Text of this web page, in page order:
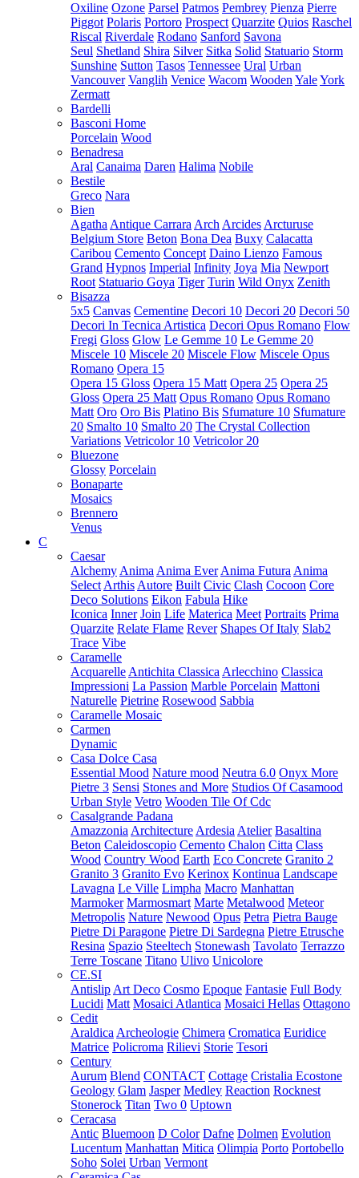
Oxiline Ozone Parsel Patmos Pembrey Pienza Pierre
Piggot Polaris Portoro Prospect Quarzite Quios Raschel
Riscal Riverdale Rodano Sanford Savona
Seul Shetland Shira Silver Sitka Solid Statuario Storm
Sunshine Sutton Tasos Tennessee Ural Urban
Vancouver Vanglih Venice Wacom Wooden YaleYork
Zermatt
Bardelli
Basconi Home
Porcelain Wood
Benadresa
Aral Canaima Daren Halima Nobile
Bestile
Greco Nara
Bien
Agatha Antique Carrara Arch Arcides Arcturuse
Belgium Store Beton Bona Dea Buxy Calacatta
Caribou Cemento Concept Daino Lienzo Famous
Grand Hypnos Imperial Infinity Joya Mia Newport
Root Statuario Goya Tiger Turin Wild Onyx Zenith
Bisazza
5x5 Canvas Cementine Decori 10 Decori 20 Decori 50
Decori In Tecnica Artistica Decori Opus Romano Flow
Fregi Gloss Glow Le Gemme 10 Le Gemme 20
Miscele 10 Miscele 20 Miscele Flow Miscele Opus
Romano Opera 15
Opera 15 Gloss Opera 15 Matt Opera 25 Opera 25
Gloss Opera 25 Matt Opus Romano Opus Romano
Matt Oro Oro Bis Platino Bis Sfumature 10 Sfumature
20 Smalto 10 Smalto 20 The Crystal Collection
Variations Vetricolor 10 Vetricolor 20
Bluezone
Glossy Porcelain
Bonaparte
Mosaics
Brennero
Venus
C
Caesar
Alchemy Anima Anima Ever Anima Futura Anima
Select Arthis Autore Built Civic Clash Cocoon Core
Deco Solutions Eikon Fabula Hike
Iconica Inner Join Life Materica Meet Portraits Prima
Quarzite Relate Flame Rever Shapes Of Italy Slab2
Trace Vibe
Caramelle
Acquarelle Antichita Classica Arlecchino Classica
Impressioni La Passion Marble Porcelain Mattoni
Naturelle Pietrine Rosewood Sabbia
Caramelle Mosaic
Carmen
Dynamic
Casa Dolce Casa
Essential Mood Nature mood Neutra 6.0 Onyx More
Pietre 3 Sensi Stones and More Studios Of Casamood
Urban Style Vetro Wooden Tile Of Cdc
Casalgrande Padana
Amazzonia Architecture Ardesia Atelier Basaltina
Beton Caleidoscopio Cemento Chalon Citta Class
Wood Country Wood Earth Eco Concrete Granito 2
Granito 3 Granito Evo Kerinox Kontinua Landscape
Lavagna Le Ville Limpha Macro Manhattan
Marmoker Marmosmart Marte Metalwood Meteor
Metropolis Nature Newood Opus Petra Pietra Bauge
Pietre Di Paragone Pietre Di Sardegna Pietre Etrusche
Resina Spazio Steeltech Stonewash Tavolato Terrazzo
Terre Toscane Titano Ulivo Unicolore
CE.SI
Antislip Art Deco Cosmo Epoque Fantasie Full Body
Lucidi Matt Mosaici Atlantica Mosaici Hellas Ottagono
Cedit
Araldica Archeologie Chimera Cromatica Euridice
Matrice Policroma Rilievi Storie Tesori
Century
Aurum Blend CONTACT Cottage Cristalia Ecostone
Geology Glam Jasper Medley Reaction Rocknest
Stonerock Titan Two 0 Uptown
Ceracasa
Antic Bluemoon D Color Dafne Dolmen Evolution
Lucentum Manhattan Mitica Olimpia Porto Portobello
Soho Solei Urban Vermont